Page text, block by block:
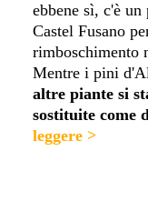
ebbene sì, c'è un
Castel Fusano
rimboschimento
Mentre i pini
altre piante si
sostituite come
leggere >